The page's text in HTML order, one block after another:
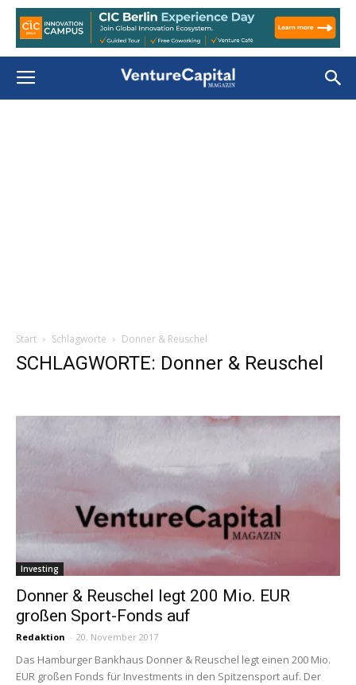
Start Schlagworte Donner & Reuschel
SCHLAGWORTE: Donner & Reuschel
Investing
Donner & Reuschel legt 200 Mio. EUR
großen Sport-Fonds auf
Redaktion - 20. November 2017
Das Hamburger Bankhaus Donner & Reuschel legt einen 200 Mio.
EUR großen Fonds für Investments in den Spitzensport auf. Der